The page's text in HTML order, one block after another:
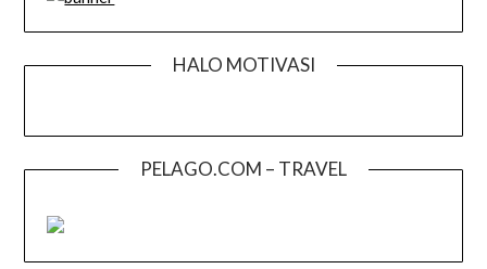
HALO MOTIVASI
PELAGO.COM – TRAVEL